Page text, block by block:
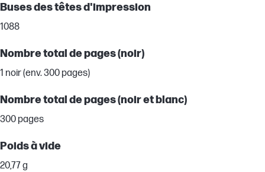
Buses des têtes d'impression
1088
Nombre total de pages (noir)
1 noir (env. 300 pages)
Nombre total de pages (noir et blanc)
300 pages
Poids à vide
20,77 g